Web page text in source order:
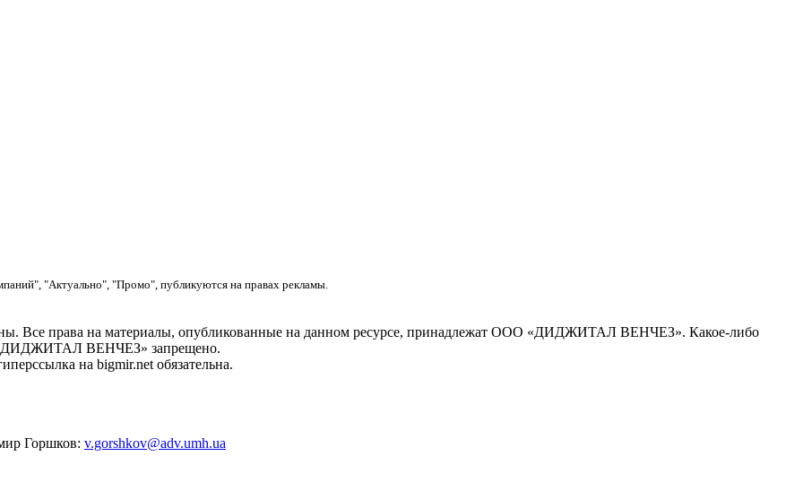
"Актуально", "Промо", публикуются на правах рекламы.
права на материалы, опубликованные на данном ресурсе, принадлежат ООО «ДИДЖИТАЛ ВЕНЧЕЗ». Какое-либо
«ДИДЖИТАЛ ВЕНЧЕЗ» запрещено.
на bigmir.net обязательна.
Горшков: v.gorshkov@adv.umh.ua